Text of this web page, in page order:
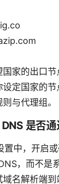
家的出口
设定国家的
与代理组。
是否
置中，开启
，而不是
名解析端到